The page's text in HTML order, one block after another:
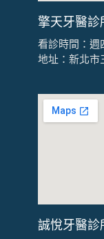
擎天牙醫診
看診時間：
地址：新北市
誠悅牙醫診